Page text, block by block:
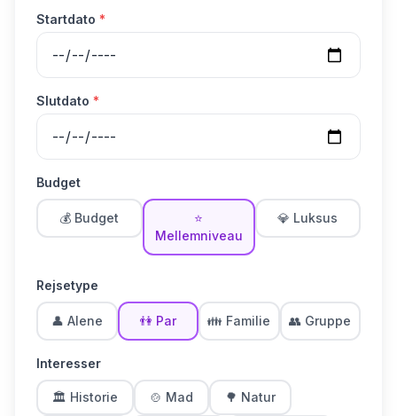
Startdato *
Slutdato *
Budget
💰 Budget
⭐
Mellemniveau
💎 Luksus
Rejsetype
👤 Alene 👫 Par 👪 Familie 👥 Gruppe
Interesser
🏛 Historie 🍲 Mad 🌳 Natur